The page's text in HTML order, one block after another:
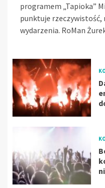
programem „Tapioka”
punktuje rzeczywistość,
wydarzenia. RoMan